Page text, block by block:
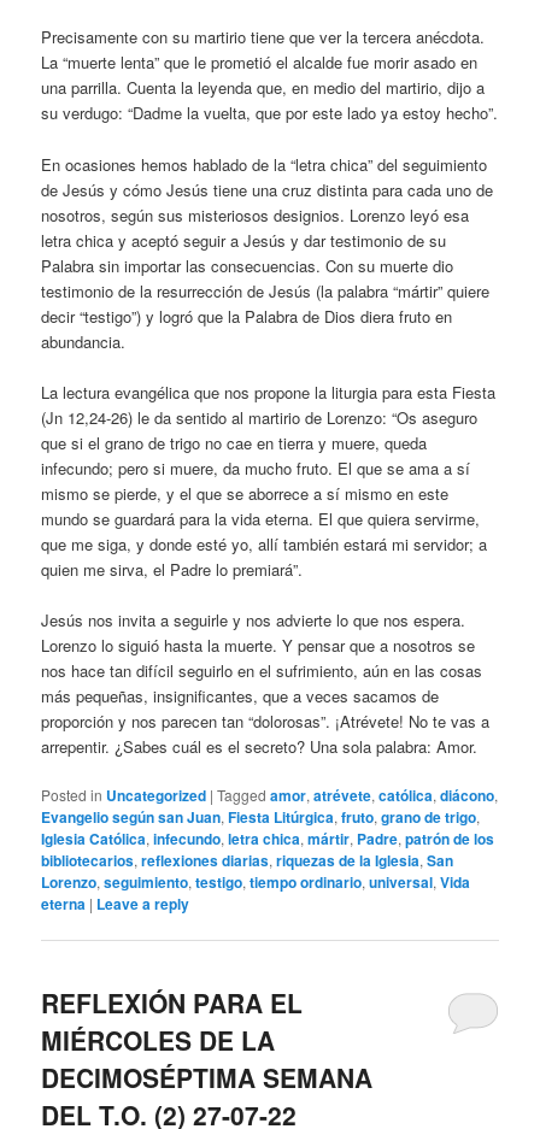
Precisamente con su martirio tiene que ver la tercera anécdota.
La “muerte lenta” que le prometió el alcalde fue morir asado en
una parrilla. Cuenta la leyenda que, en medio del martirio, dijo a
su verdugo: “Dadme la vuelta, que por este lado ya estoy hecho”.
En ocasiones hemos hablado de la “letra chica” del seguimiento
de Jesús y cómo Jesús tiene una cruz distinta para cada uno de
nosotros, según sus misteriosos designios. Lorenzo leyó esa
letra chica y aceptó seguir a Jesús y dar testimonio de su
Palabra sin importar las consecuencias. Con su muerte dio
testimonio de la resurrección de Jesús (la palabra “mártir” quiere
decir “testigo”) y logró que la Palabra de Dios diera fruto en
abundancia.
La lectura evangélica que nos propone la liturgia para esta Fiesta
(Jn 12,24-26) le da sentido al martirio de Lorenzo: “Os aseguro
que si el grano de trigo no cae en tierra y muere, queda
infecundo; pero si muere, da mucho fruto. El que se ama a sí
mismo se pierde, y el que se aborrece a sí mismo en este
mundo se guardará para la vida eterna. El que quiera servirme,
que me siga, y donde esté yo, allí también estará mi servidor; a
quien me sirva, el Padre lo premiará”.
Jesús nos invita a seguirle y nos advierte lo que nos espera.
Lorenzo lo siguió hasta la muerte. Y pensar que a nosotros se
nos hace tan difícil seguirlo en el sufrimiento, aún en las cosas
más pequeñas, insignificantes, que a veces sacamos de
proporción y nos parecen tan “dolorosas”. ¡Atrévete! No te vas a
arrepentir. ¿Sabes cuál es el secreto? Una sola palabra: Amor.
Posted in Uncategorized |Tagged amor,atrévete,católica,diácono,
Evangelio según san Juan,Fiesta Litúrgica,fruto,grano de trigo,
Iglesia Católica,infecundo,letra chica,mártir, Padre,patrón de los
bibliotecarios,reflexiones diarias,riquezas de la Iglesia,San
Lorenzo,seguimiento,testigo,tiempo ordinario,universal,Vida
eterna | Leave a reply
REFLEXIÓN PARA EL
MIÉRCOLES DE LA
DECIMOSÉPTIMA SEMANA
DEL T.O. (2) 27-07-22